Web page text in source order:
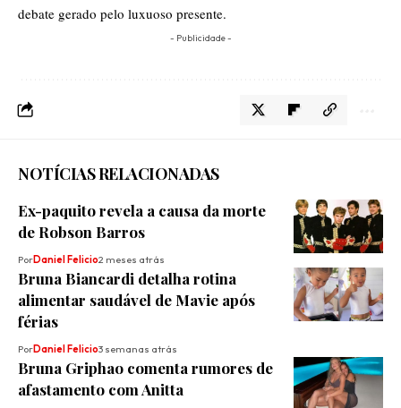
debate gerado pelo luxuoso presente.
- Publicidade -
NOTÍCIAS RELACIONADAS
Ex-paquito revela a causa da morte
de Robson Barros
PorDaniel Felicio2 meses atrás
Bruna Biancardi detalha rotina
alimentar saudável de Mavie após
férias
PorDaniel Felicio3 semanas atrás
Bruna Griphao comenta rumores de
afastamento com Anitta